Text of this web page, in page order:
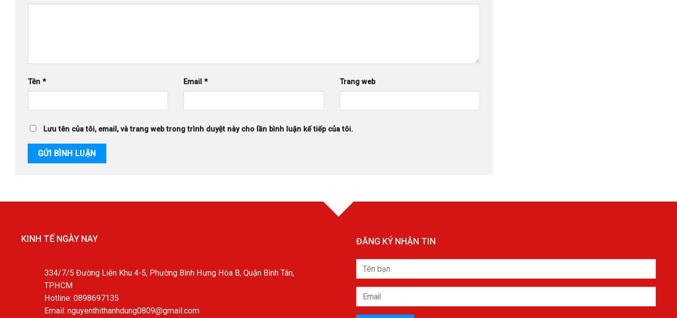
Tên * Email* Trang web
Lưu tên của tôi, email, và trang web trong trình duyệt này cho lần bình luận kế tiếp của tôi.
KINH TẾ NGÀY NAY
334/7/5 Đường Liên Khu 4-5, Phường Bình Hưng Hòa B, Quận Bình Tân,
TP.HCM
Hotline: 0898697135
Email: nguyenthithanhdung0809@gmail.com
ĐĂNG KÝ NHẬN TIN